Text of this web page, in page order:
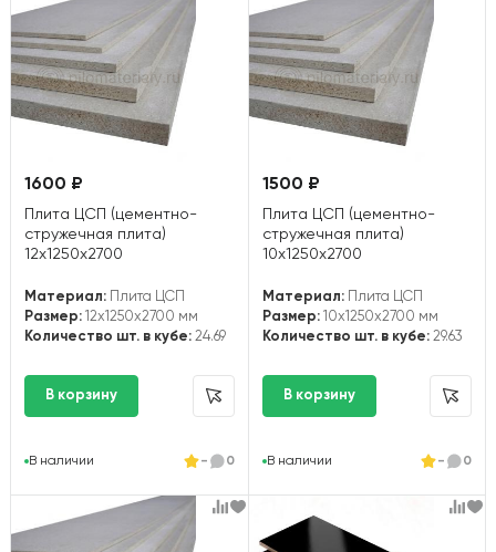
1600 ₽
Плита ЦСП (цементно-
стружечная плита)
12х1250х2700
Материал: Плита ЦСП
Размер: 12x1250x2700 мм
Количество шт. в кубе: 24.69
В наличии - 0
1500 ₽
Плита ЦСП (цементно-
стружечная плита)
10х1250х2700
Материал:Плита ЦСП
Размер:10x1250x2700 мм
Количество шт. в кубе:29.63
В наличии - 0